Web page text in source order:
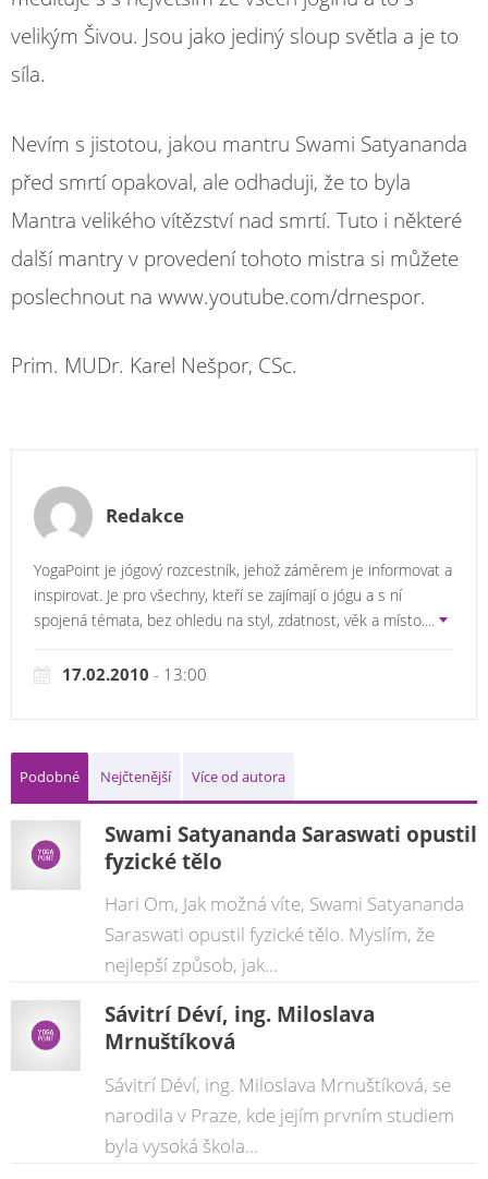
velikým Šivou. Jsou jako jediný sloup světla a je to
síla.
Nevím s jistotou, jakou mantru Swami Satyananda
před smrtí opakoval, ale odhaduji, že to byla
Mantra velikého vítězství nad smrtí. Tuto i některé
další mantry v provedení tohoto mistra si můžete
poslechnout na www.youtube.com/drnespor.
Prim. MUDr. Karel Nešpor, CSc.
Redakce
YogaPoint je jógový rozcestník, jehož záměrem je informovat a
inspirovat. Je pro všechny, kteří se zajímají o jógu a s ní
spojená témata, bez ohledu na styl, zdatnost, věk a místo....
17.02.2010 - 13:00
Podobné Nejčtenější Více od autora
Swami Satyananda Saraswati opustil
fyzické tělo
Hari Om, Jak možná víte, Swami Satyananda
Saraswati opustil fyzické tělo. Myslím, že
nejlepší způsob, jak...
Sávitrí Déví, ing. Miloslava
Mrnuštíková
Sávitrí Déví, ing. Miloslava Mrnuštíková, se
narodila v Praze, kde jejím prvním studiem
byla vysoká škola...